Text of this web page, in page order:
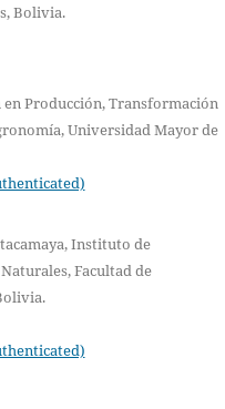
Bolivia.
Producción, Transformación
Universidad Mayor de
Instituto de
Facultad de